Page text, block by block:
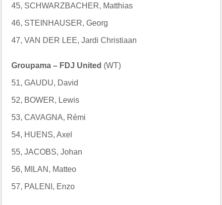
45, SCHWARZBACHER, Matthias
46, STEINHAUSER, Georg
47, VAN DER LEE, Jardi Christiaan
Groupama – FDJ United (WT)
51, GAUDU, David
52, BOWER, Lewis
53, CAVAGNA, Rémi
54, HUENS, Axel
55, JACOBS, Johan
56, MILAN, Matteo
57, PALENI, Enzo